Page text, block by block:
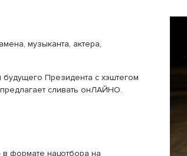
музыканта, актера,
Президента с хэштегом
предлагает сливать онЛАЙНО.
формате нацотбора на